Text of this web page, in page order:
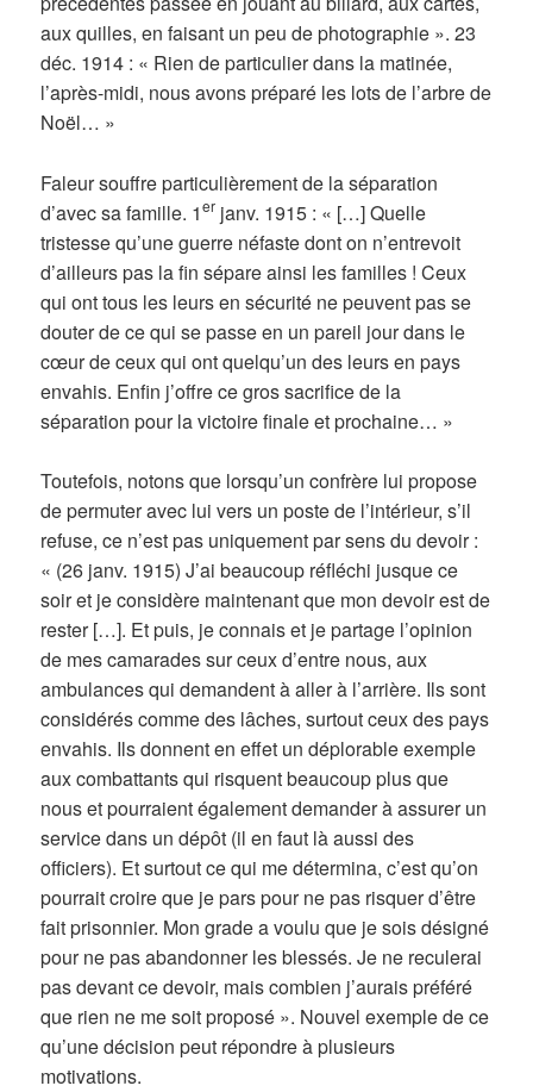
aux quilles, en faisant un peu de photographie ». 23
déc. 1914 : « Rien de particulier dans la matinée,
l’après-midi, nous avons préparé les lots de l’arbre de
Noël… »
Faleur souffre particulièrement de la séparation
d’avec sa famille. 1er janv. 1915 : « […] Quelle
tristesse qu’une guerre néfaste dont on n’entrevoit
d’ailleurs pas la fin sépare ainsi les familles ! Ceux
qui ont tous les leurs en sécurité ne peuvent pas se
douter de ce qui se passe en un pareil jour dans le
cœur de ceux qui ont quelqu’un des leurs en pays
envahis. Enfin j’offre ce gros sacrifice de la
séparation pour la victoire finale et prochaine… »
Toutefois, notons que lorsqu’un confrère lui propose
de permuter avec lui vers un poste de l’intérieur, s’il
refuse, ce n’est pas uniquement par sens du devoir :
« (26 janv. 1915) J’ai beaucoup réfléchi jusque ce
soir et je considère maintenant que mon devoir est de
rester […]. Et puis, je connais et je partage l’opinion
de mes camarades sur ceux d’entre nous, aux
ambulances qui demandent à aller à l’arrière. Ils sont
considérés comme des lâches, surtout ceux des pays
envahis. Ils donnent en effet un déplorable exemple
aux combattants qui risquent beaucoup plus que
nous et pourraient également demander à assurer un
service dans un dépôt (il en faut là aussi des
officiers). Et surtout ce qui me détermina, c’est qu’on
pourrait croire que je pars pour ne pas risquer d’être
fait prisonnier. Mon grade a voulu que je sois désigné
pour ne pas abandonner les blessés. Je ne reculerai
pas devant ce devoir, mais combien j’aurais préféré
que rien ne me soit proposé ». Nouvel exemple de ce
qu’une décision peut répondre à plusieurs
motivations.